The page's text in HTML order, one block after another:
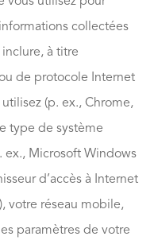
collectées
à titre
de protocole Internet
(p. ex., Chrome,
type de système
ex., Microsoft Windows
d’accès à Internet
votre réseau mobile,
paramètres de votre